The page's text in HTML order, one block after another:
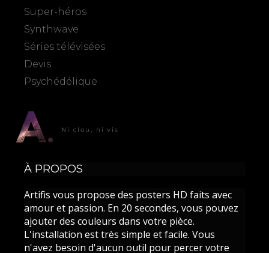
À PROPOS
Artifis vous propose des posters HD faits avec
amour et passion. En 20 secondes, vous pouvez
ajouter des couleurs dans votre pièce.
L'installation est très simple et facile. Vous
n'avez besoin d'aucun outil pour percer votre
Super-héros
Synthwave
Séries télévisées
Devis
Psychédélique